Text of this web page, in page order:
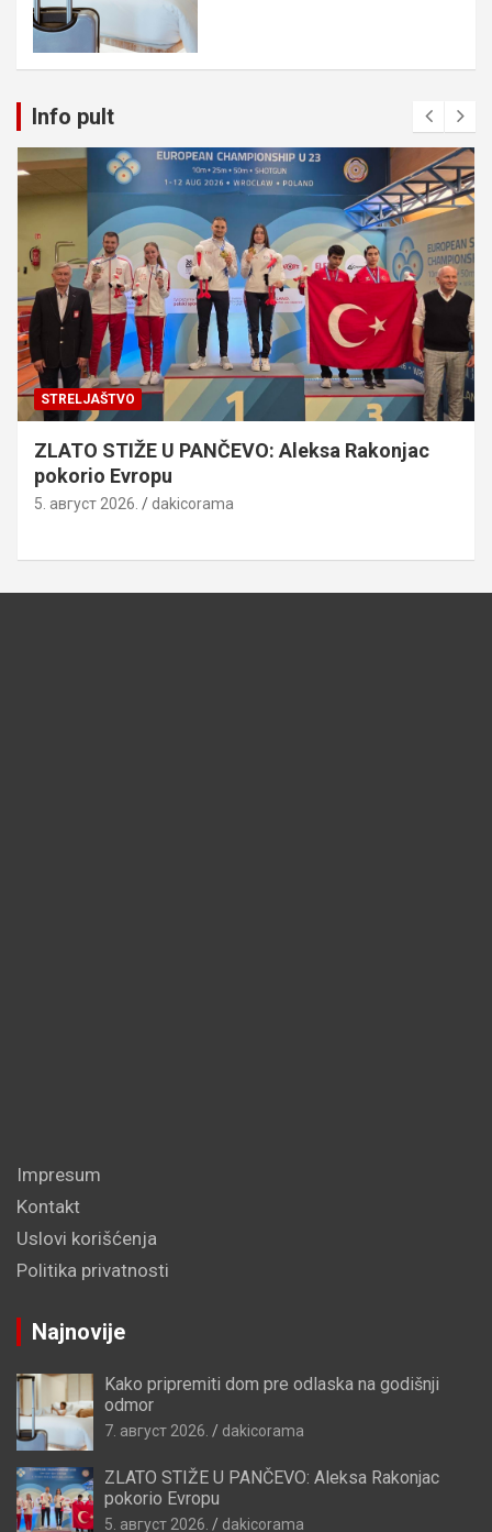
Info pult
STRELJAŠTVO
ZLATO STIŽE U PANČEVO: Aleksa Rakonjac
pokorio Evropu
5. август 2026. dakicorama
Impresum
Kontakt
Uslovi korišćenja
Politika privatnosti
Najnovije
Kako pripremiti dom pre odlaska na godišnji
odmor
7. август 2026. dakicorama
ZLATO STIŽE U PANČEVO: Aleksa Rakonjac
pokorio Evropu
5. август 2026. dakicorama